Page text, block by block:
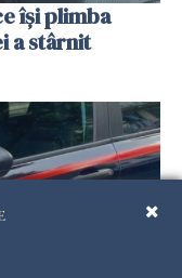
își plimba
a stârnit